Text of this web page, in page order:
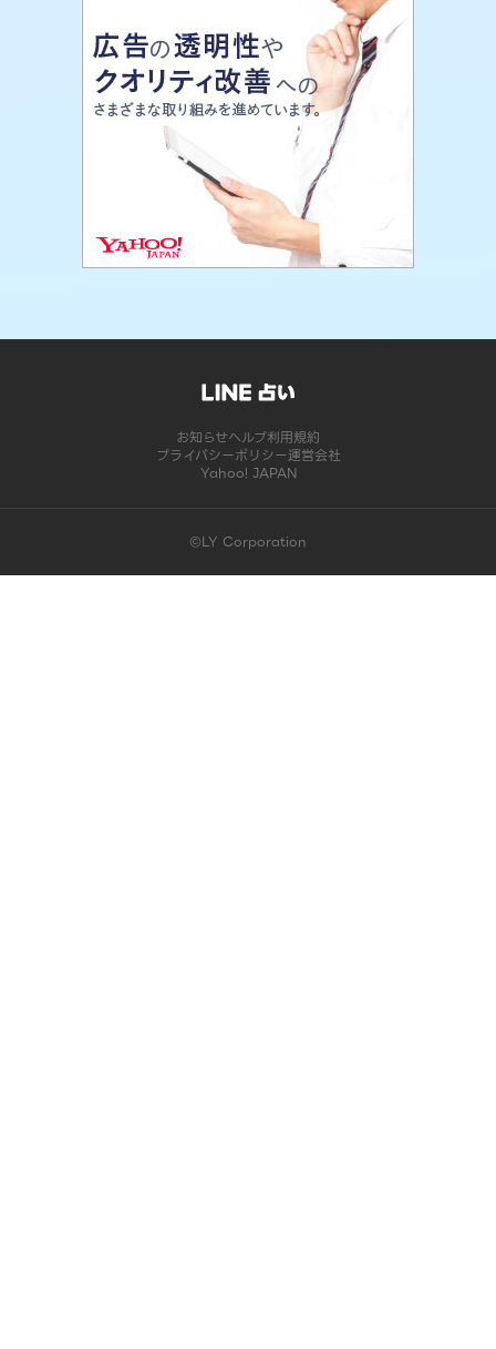
お知らせヘルプ利用規約
プライバシーポリシー運営会社
Yahoo! JAPAN
©LY Corporation
このコンテンツは掲載が終了しました | LINE占い